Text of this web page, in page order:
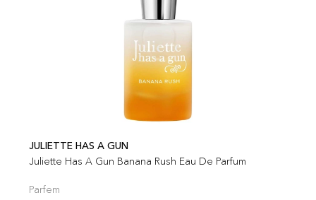
JULIETTE HAS A GUN
Juliette Has A Gun Banana Rush Eau De Parfum
Parfem